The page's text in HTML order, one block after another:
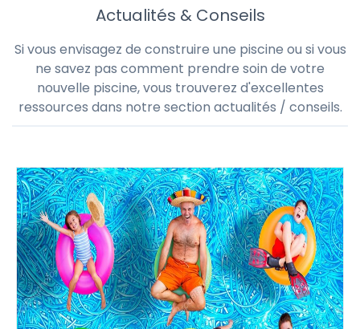
Actualités & Conseils
Si vous envisagez de construire une piscine ou si vous
ne savez pas comment prendre soin de votre
nouvelle piscine, vous trouverez d'excellentes
ressources dans notre section actualités / conseils.